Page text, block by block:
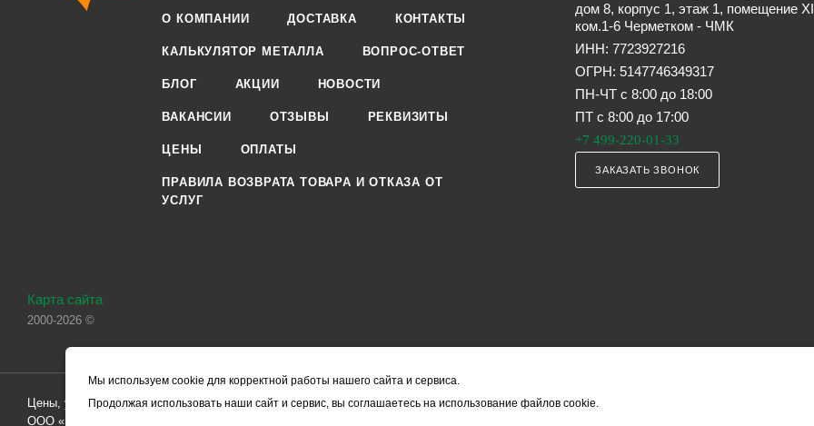
О КОМПАНИИ ДОСТАВКА КОНТАКТЫ
КАЛЬКУЛЯТОР МЕТАЛЛА ВОПРОС-ОТВЕТ
БЛОГ АКЦИИ НОВОСТИ
ВАКАНСИИ ОТЗЫВЫ РЕКВИЗИТЫ
ЦЕНЫ ОПЛАТЫ
ПРАВИЛА ВОЗВРАТА ТОВАРА И ОТКАЗА ОТ
УСЛУГ
дом 8, корпус 1, этаж 1, помещение
ком.1-6 Черметком - ЧМК
ИНН: 7723927216
ОГРН: 5147746349317
ПН-ЧТ с 8:00 до 18:00
ПТ с 8:00 до 17:00
+7 499-220-01-33
ЗАКАЗАТЬ ЗВОНОК
Карта сайта
2000-2026 ©
Цены, указанные на сайте, носят справочный характер и не являются офертой (в соответствии со ст. 435 ГК РФ). Они могут изменяться в
ООО «ЧЕРМЕТ.КОМ» по заключению Договора. Окончательная стоимость товара формируется менеджером и уточняется вместе со сроками
Мы используем cookie для корректной работы нашего сайта и сервиса.
Продолжая использовать наши сайт и сервис, вы соглашаетесь на использование файлов cookie.